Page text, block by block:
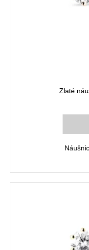
Zlaté